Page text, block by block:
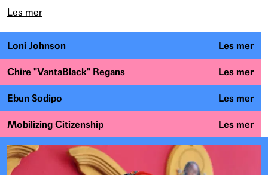
Les mer
Loni Johnson Les mer
Chire "VantaBlack" Regans Les mer
Ebun Sodipo Les mer
Mobilizing Citizenship Les mer